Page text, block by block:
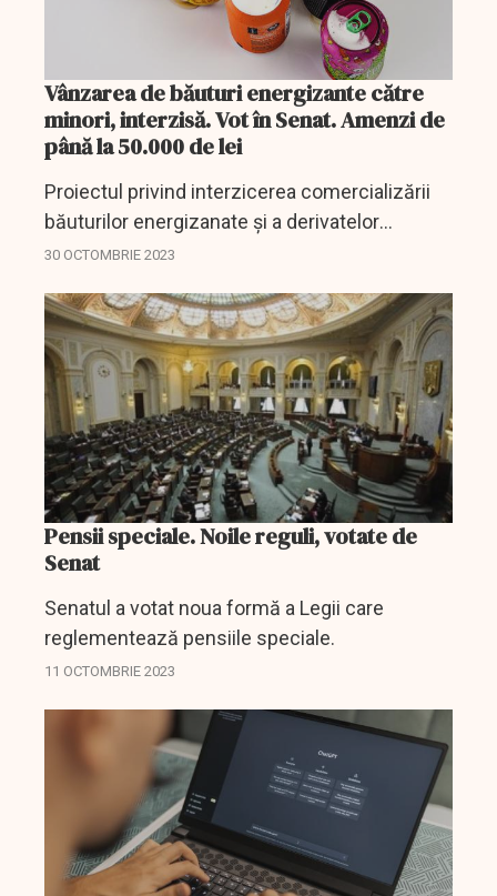
Vânzarea de băuturi energizante către
minori, interzisă. Vot în Senat. Amenzi de
până la 50.000 de lei
Proiectul privind interzicerea comercializării
băuturilor energizanate şi a derivatelor
acestora către minori a fot adoptat de Senat.
30 OCTOMBRIE 2023
Pensii speciale. Noile reguli, votate de
Senat
Senatul a votat noua formă a Legii care
reglementează pensiile speciale.
11 OCTOMBRIE 2023